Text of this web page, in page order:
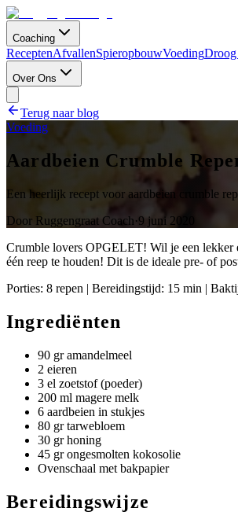
Coaching
ReceptenAfvallenSpieropbouwVoedingDroog
Over Ons
Terug naar blog
Voeding
Aardbeien Crumble
Een heerlijk recept voor aardbeien crumble
Door Ruggengraat Coach·9 juni 2020
Crumble lovers OPGELET! Wil je een lekker
één reep te houden! Dit is de ideale pre- of
Porties: 8 repen | Bereidingstijd: 15 min |
Ingrediënten
90 gr amandelmeel
2 eieren
3 el zoetstof (poeder)
200 ml magere melk
6 aardbeien in stukjes
80 gr tarwebloem
30 gr honing
45 gr ongesmolten kokosolie
Ovenschaal met bakpapier
Bereidingswijze